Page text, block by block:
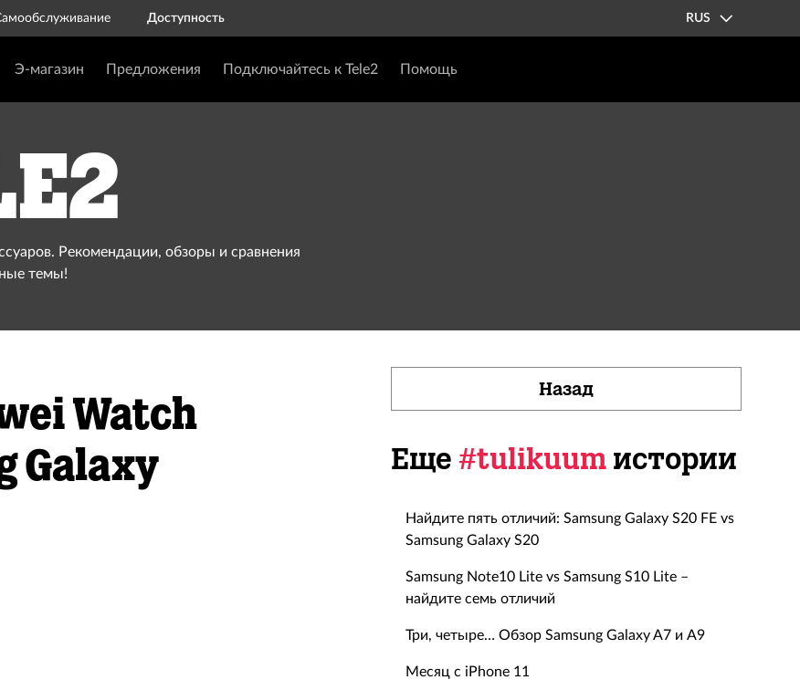
Доступность RUS
Э-магазин Предложения Подключайтесь к Tele2 Помощь
Рекомендации, обзоры и сравнения
темы!
Watch
Galaxy
Назад
Еще #tulikuum истории
Найдите пять отличий: Samsung Galaxy S20 FE vs
Samsung Galaxy S20
Samsung Note10 Lite vs Samsung S10 Lite –
найдите семь отличий
Три, четыре… Обзор Samsung Galaxy A7 и А9
Месяц с iPhone 11